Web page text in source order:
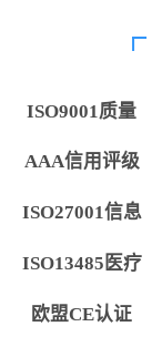
ISO9001质量
AAA信用评级
ISO27001信息
ISO13485医疗
欧盟CE认证